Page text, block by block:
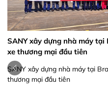
SANY xây dựng nhà máy
xe thương mại đầu tiên
SANY xây dựng nhà máy tại
thương mại đầu tiên